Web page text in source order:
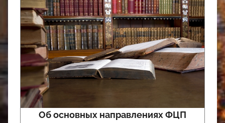
Об основных направлениях ФЦП